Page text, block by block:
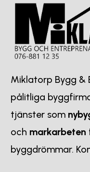
Miklatorp Bygg &
pålitliga
tjänster som
och markarbeten
byggdrömmar.